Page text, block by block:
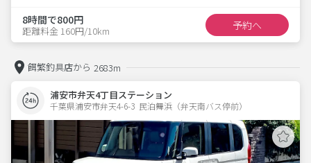
8時間で800円
距離料金 160円/10km 予約へ
餌繁釣具店から 2683m
浦安市弁天4丁目ステーション
千葉県浦安市弁天4-6-3  民泊舞浜（弁天南バス停前）